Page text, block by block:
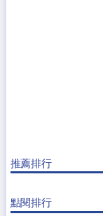
推薦排行
點閱排行